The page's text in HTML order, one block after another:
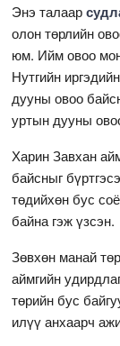
Энэ талаар
олон төрлийн
юм. Ийм овоо
Нутгийн
дууны овоо
уртын дууны
Харин Завхан
байсныг
төдийхөн бус
байна гэж үзсэн.
Зөвхөн манай
аймгийн
төрийн бус
илүү анхаарч